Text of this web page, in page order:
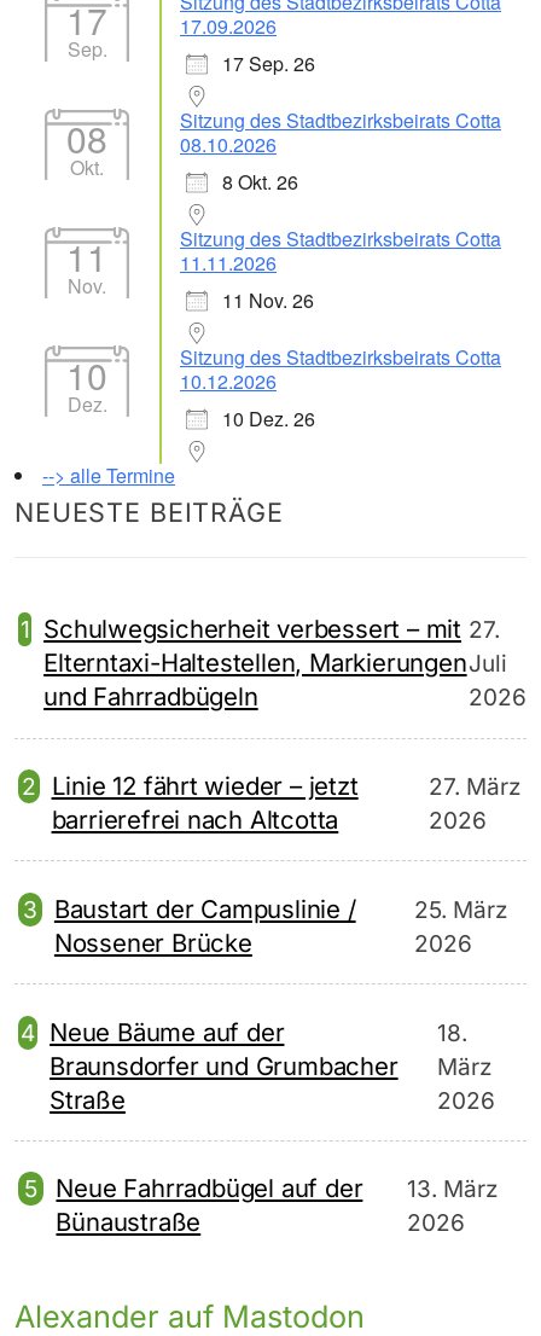
17
Sep.
17.09.2026
17 Sep. 26
08
Okt.
Sitzung des Stadtbezirksbeirats Cotta
08.10.2026
8 Okt. 26
11
Nov.
Sitzung des Stadtbezirksbeirats Cotta
11.11.2026
11 Nov. 26
10
Dez.
Sitzung des Stadtbezirksbeirats Cotta
10.12.2026
10 Dez. 26
--> alle Termine
NEUESTE BEITRÄGE
Schulwegsicherheit verbessert – mit
Elterntaxi-Haltestellen, Markierungen
und Fahrradbügeln
27.
Juli
2026
Linie 12 fährt wieder – jetzt
barrierefrei nach Altcotta
27. März
2026
Baustart der Campuslinie /
Nossener Brücke
25. März
2026
Neue Bäume auf der
Braunsdorfer und Grumbacher
Straße
18.
März
2026
Neue Fahrradbügel auf der
Bünaustraße
13. März
2026
Alexander auf Mastodon